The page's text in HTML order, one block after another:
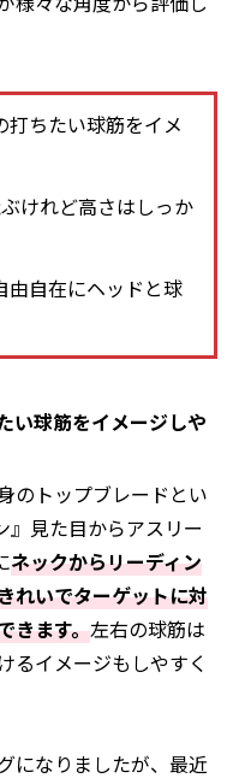
打ちたい球筋をイメ
けれど高さはしっか
由自在にヘッドと球
い球筋をイメージしや
のトップブレードとい
』見た目からアスリー
ネックからリーディン
れいでターゲットに対
きます。左右の球筋は
るイメージもしやすく
になりましたが、最近